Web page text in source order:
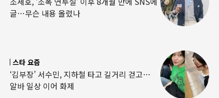
글…무슨 내용 올렸나
스타 요즘
‘김부장’ 서수민, 지하철 타고 길거리 걷고…
알바 일상 이어 화제